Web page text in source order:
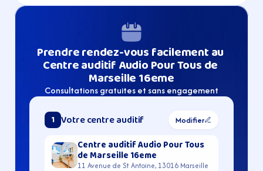
Prendre rendez-vous facilement au
Centre auditif Audio Pour Tous de
Marseille 16eme
Consultations gratuites et sans engagement
1 Votre centre auditif Modifier
Centre auditif Audio Pour Tous
de Marseille 16eme
11 Avenue de St Antoine, 13016 Marseille